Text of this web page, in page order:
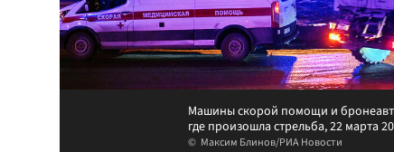
Машины скорой помощи и
где произошла стрельба, 22 марта
Максим Блинов/РИА Новости